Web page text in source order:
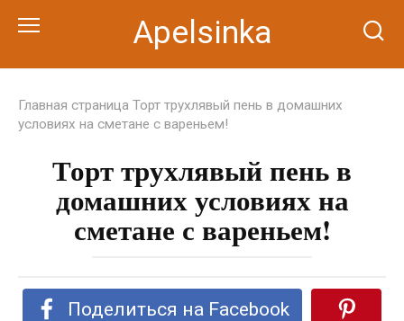
Apelsinka
Главная страница Торт трухлявый пень в домашних
условиях на сметане с вареньем!
Торт трухлявый пень в
домашних условиях на
сметане с вареньем!
Поделиться на Facebook